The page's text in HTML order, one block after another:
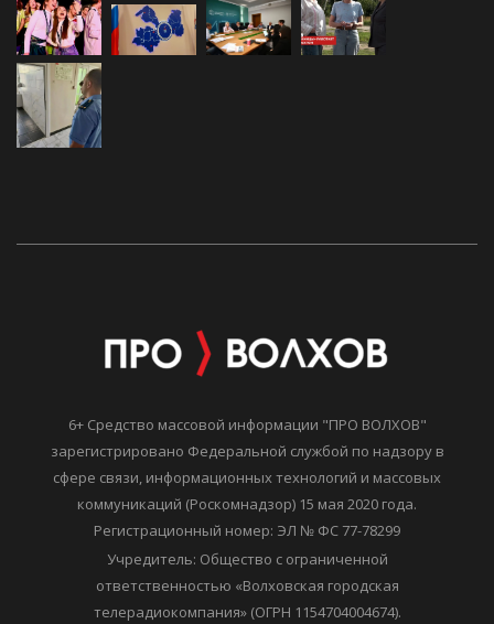
6+ Средство массовой информации "ПРО ВОЛХОВ"
зарегистрировано Федеральной службой по надзору в
сфере связи, информационных технологий и массовых
коммуникаций (Роскомнадзор) 15 мая 2020 года.
Регистрационный номер: ЭЛ № ФС 77-78299
Учредитель: Общество с ограниченной